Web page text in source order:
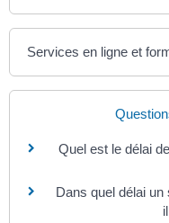
Services en ligne et
Quel est le délai
Dans quel délai